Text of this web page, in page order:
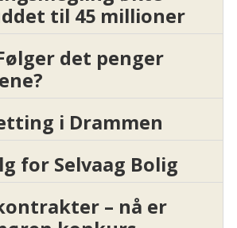
til 45 millioner
det penger
i Drammen
for Selvaag Bolig
– nå er